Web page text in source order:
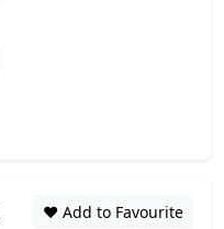
❤️ Add to Favourite